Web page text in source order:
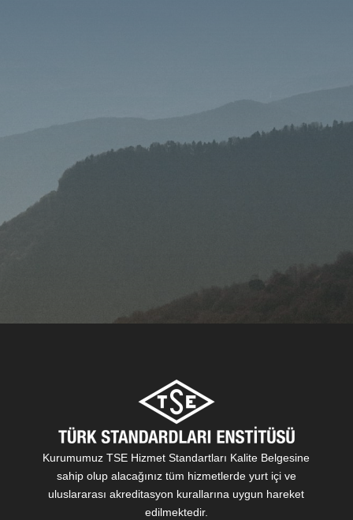
Kurumumuz TSE Hizmet Standartları Kalite Belgesine
sahip olup alacağınız tüm hizmetlerde yurt içi ve
uluslararası akreditasyon kurallarına uygun hareket
edilmektedir.